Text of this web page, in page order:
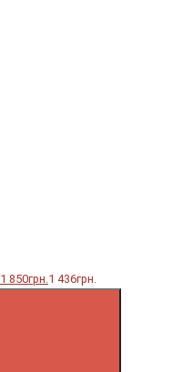
1 850грн.1 436грн.